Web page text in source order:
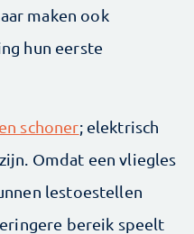
maken ook
hun eerste
schoner; elektrisch
Omdat een vliegles
lestoestellen
bereik speelt